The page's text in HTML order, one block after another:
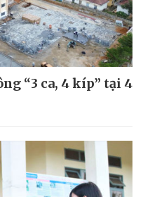
“3 ca, 4 kíp” tại 4